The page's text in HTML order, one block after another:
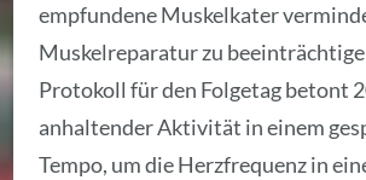
empfundene Muskelkater
Muskelreparatur zu
Protokoll für den Folgetag betont
anhaltender Aktivität in einem
Tempo, um die Herzfrequenz in